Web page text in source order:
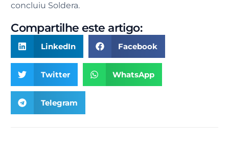
concluiu Soldera.
Compartilhe este artigo:
LinkedIn Facebook
Twitter WhatsApp
Telegram